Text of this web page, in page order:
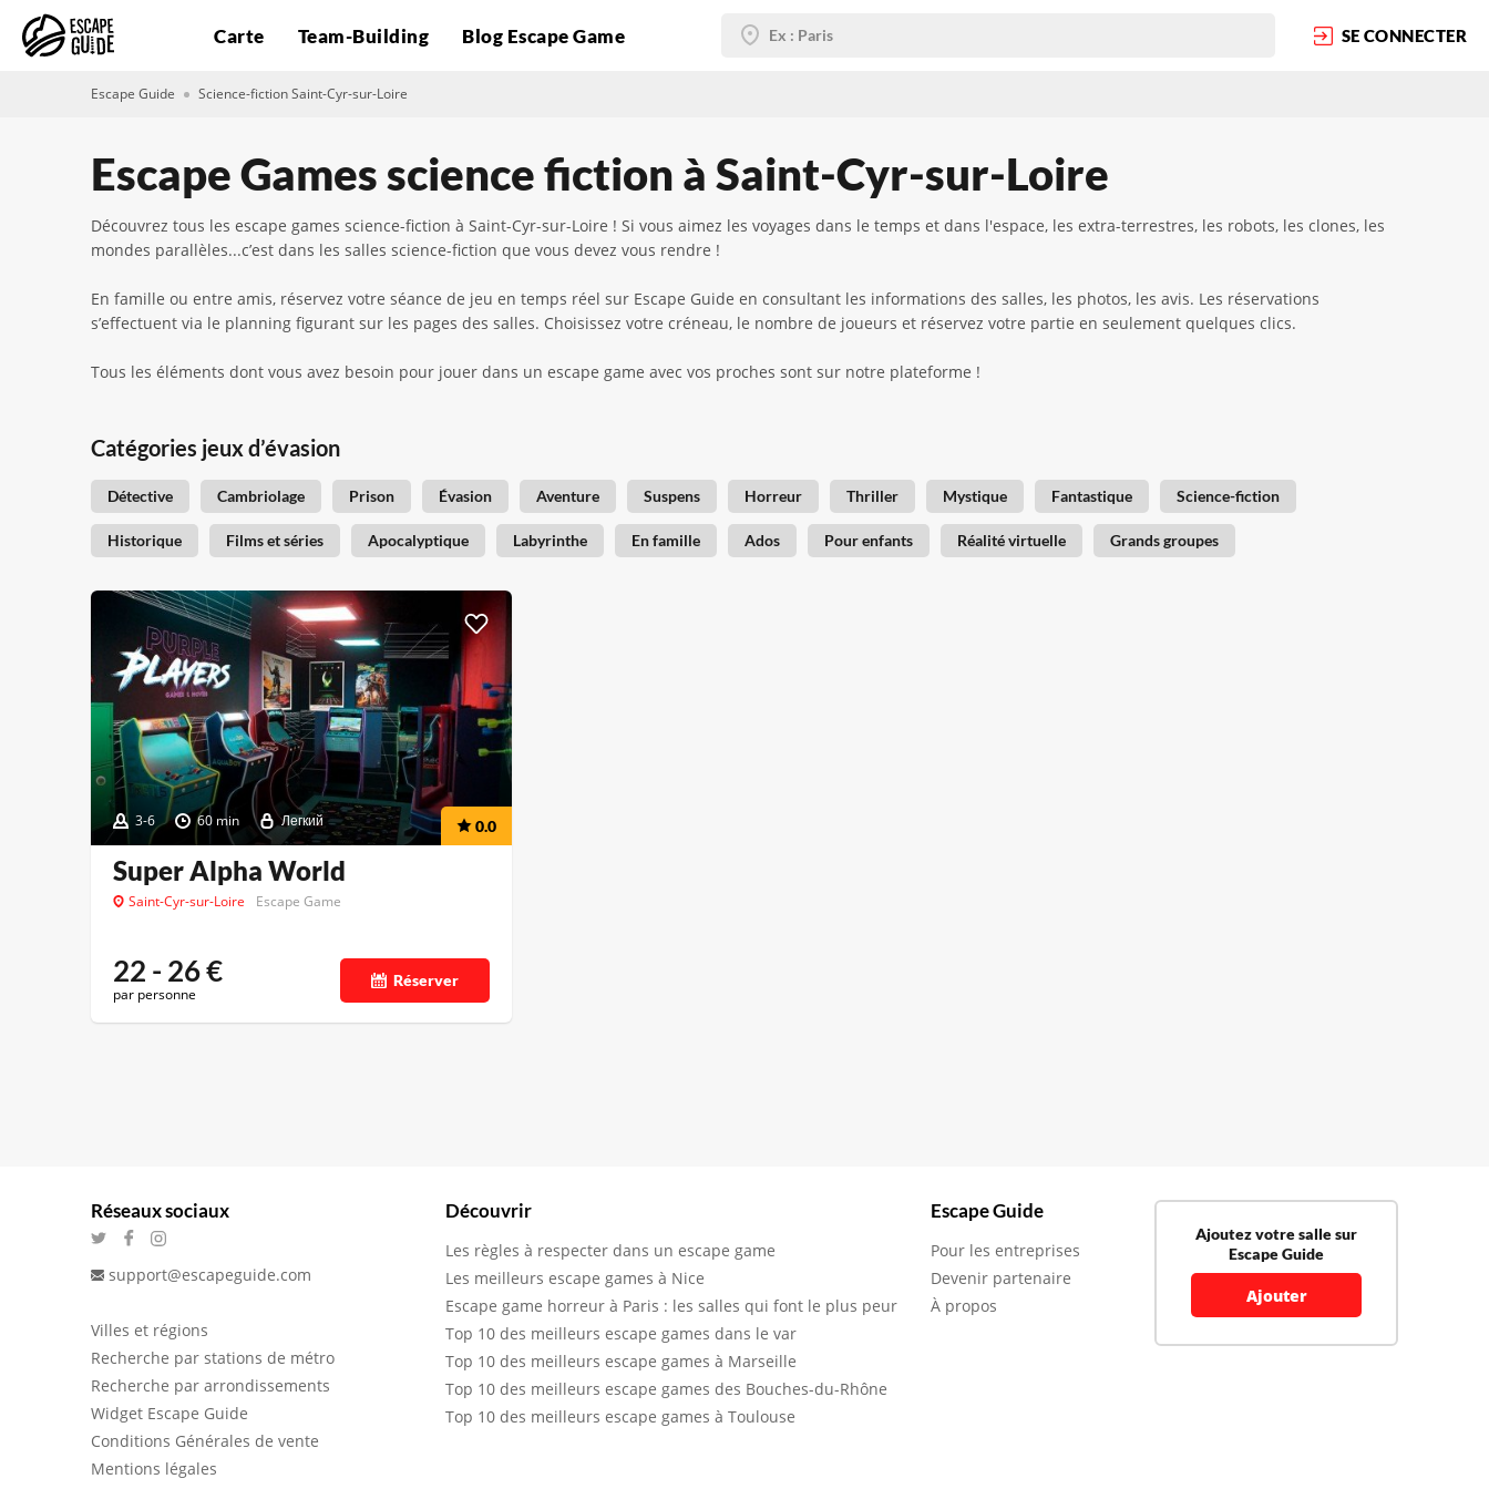
Carte Team-Building Blog Escape Game SE CONNECTER
Escape Guide Science-fiction Saint-Cyr-sur-Loire
Escape Games science fiction à Saint-Cyr-sur-Loire
Découvrez tous les escape games science-fiction à Saint-Cyr-sur-Loire ! Si vous aimez les voyages dans le temps et dans l'espace, les extra-terrestres, les robots, les clones, les
mondes parallèles...c’est dans les salles science-fiction que vous devez vous rendre !
En famille ou entre amis, réservez votre séance de jeu en temps réel sur Escape Guide en consultant les informations des salles, les photos, les avis. Les réservations
s’effectuent via le planning figurant sur les pages des salles. Choisissez votre créneau, le nombre de joueurs et réservez votre partie en seulement quelques clics.
Tous les éléments dont vous avez besoin pour jouer dans un escape game avec vos proches sont sur notre plateforme !
Catégories jeux d’évasion
Détective Cambriolage Prison Évasion Aventure Suspens Horreur Thriller Mystique Fantastique Science-fiction
Historique Films et séries Apocalyptique Labyrinthe En famille Ados Pour enfants Réalité virtuelle Grands groupes
3-6 60 min Легкий 0.0
Super Alpha World
Saint-Cyr-sur-Loire Escape Game
22 - 26€
par personne
Réserver
Réseaux sociaux
support@escapeguide.com
Villes et régions
Recherche par stations de métro
Recherche par arrondissements
Widget Escape Guide
Conditions Générales de vente
Mentions légales
Découvrir
Les règles à respecter dans un escape game
Les meilleurs escape games à Nice
Escape game horreur à Paris : les salles qui font le plus peur
Top 10 des meilleurs escape games dans le var
Top 10 des meilleurs escape games à Marseille
Top 10 des meilleurs escape games des Bouches-du-Rhône
Top 10 des meilleurs escape games à Toulouse
Escape Guide
Pour les entreprises
Devenir partenaire
À propos
Ajoutez votre salle sur
Escape Guide
Ajouter